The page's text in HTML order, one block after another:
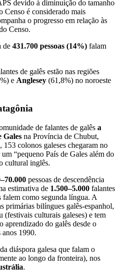
devido à diminuição do tamanho
Censo é considerado mais
o progresso em relação às
Censo.
de 431.700 pessoas (14%) falam
de galês estão nas regiões
e Anglesey (61,8%) no noroeste
de falantes de galês a
Gales na Província de Chubut,
colonos galeses chegaram no
“pequeno País de Gales além do
cultural inglês.
pessoas de descendência
estimativa de 1.500–5.000 falantes
como segunda língua. A
primárias bilíngues galês-espanhol,
(festivais culturais galeses) e tem
aprendizado do galês desde o
1990.
diáspora galesa que falam o
ao longo da fronteira), nos
.